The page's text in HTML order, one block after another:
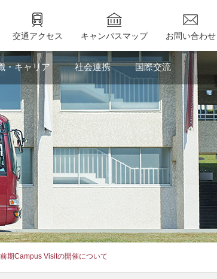
交通アクセス キャンパスマップ お問い合わせ
・キャリア 社会連携 国際交流
期Campus Visitの開催について